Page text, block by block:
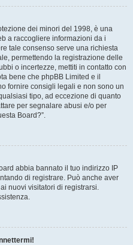
dei minori del 1998, è una
a raccogliere informazioni da i
tale consenso serve una richiesta
permettendo la registrazione delle
o incertezze, mettiti in contatto con
bene che phpBB Limited e il
fornire consigli legali e non sono un
tipo, ad eccezione di quanto
per segnalare abusi e/o per
Board?”.
abbia bannato il tuo indirizzo IP
di registrare. Può anche aver
nuovi visitatori di registrarsi.